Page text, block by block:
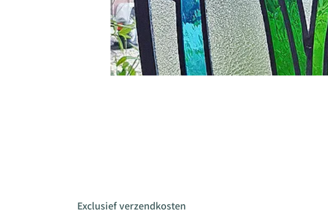
Exclusief verzendkosten